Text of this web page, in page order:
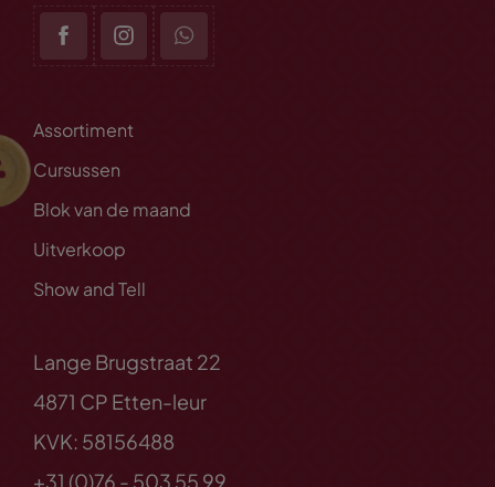
Assortiment
Cursussen
Blok van de maand
Uitverkoop
Show and Tell
Lange Brugstraat 22
4871 CP Etten-leur
KVK: 58156488
+31 (0)76 - 503 55 99